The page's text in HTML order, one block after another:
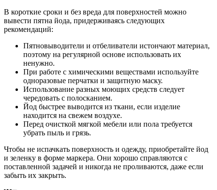
В короткие сроки и без вреда для поверхностей можно
вывести пятна йода, придерживаясь следующих
рекомендаций:
Пятновыводители и отбеливатели истончают материал,
поэтому на регулярной основе использовать их
ненужно.
При работе с химическими веществами используйте
одноразовые перчатки и защитную маску.
Использование разных моющих средств следует
чередовать с полосканием.
Йод быстрее выводится из ткани, если изделие
находится на свежем воздухе.
Перед очисткой мягкой мебели или пола требуется
убрать пыль и грязь.
Чтобы не испачкать поверхность и одежду, приобретайте йод
и зеленку в форме маркера. Они хорошо справляются с
поставленной задачей и никогда не проливаются, даже если
забыть их закрыть.